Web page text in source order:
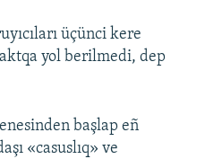
üçünci kere
yol berilmedi, dep
başlap eñ
«casuslıq» ve